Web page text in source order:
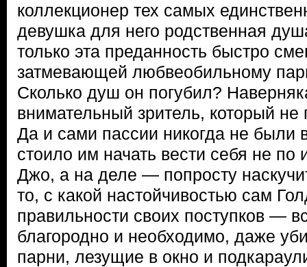
коллекционер тех самых
девушка для него родственная
только эта преданность быстро
затмевающей любвеобильному
Сколько душ он погубил?
внимательный зритель, который не
Да и сами пассии никогда не были
стоило им начать вести себя не
Джо, а на деле — попросту
то, с какой настойчивостью сам
правильности своих поступков —
благородно и необходимо, даже
парни, лезущие в окно и